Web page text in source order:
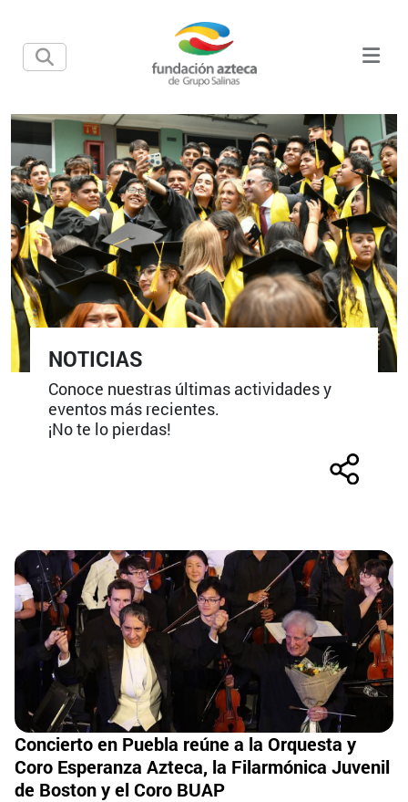
NOTICIAS
Conoce nuestras últimas actividades y
eventos más recientes.
¡No te lo pierdas!
Concierto en Puebla reúne a la Orquesta y
Coro Esperanza Azteca, la Filarmónica Juvenil
de Boston y el Coro BUAP